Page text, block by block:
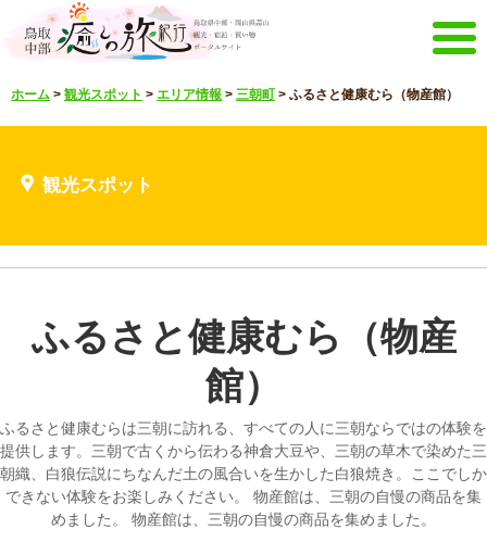
ホーム イベントキャンペーン
見どころ映像
メルマガ&パンフレット
鳥取中部観光推進機構 お問い合わせ
サイトマップ 当サイトについて
著作権表記
ホーム > 観光スポット > エリア情報 > 三朝町 > ふるさと健康むら（物産館）
観光スポット
ふるさと健康むら（物産
館）
ふるさと健康むらは三朝に訪れる、すべての人に三朝ならではの体験を
提供します。三朝で古くから伝わる神倉大豆や、三朝の草木で染めた三
朝織、白狼伝説にちなんだ土の風合いを生かした白狼焼き。ここでしか
できない体験をお楽しみください。 物産館は、三朝の自慢の商品を集
めました。 物産館は、三朝の自慢の商品を集めました。